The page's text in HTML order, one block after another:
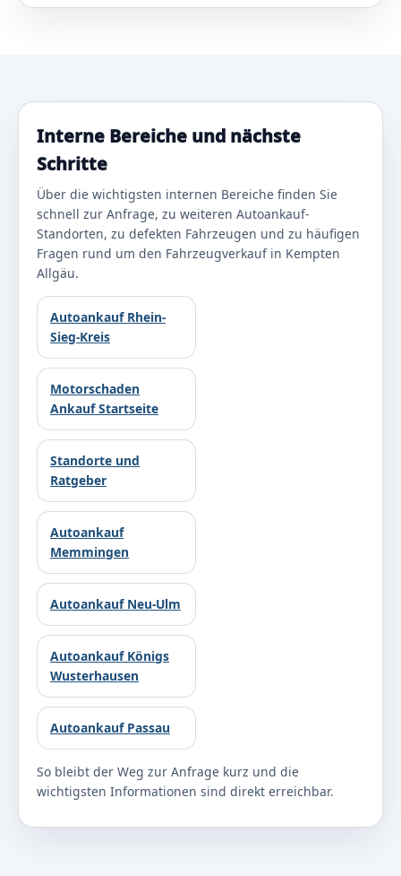
Interne Bereiche und nächste
Schritte
Über die wichtigsten internen Bereiche finden Sie
schnell zur Anfrage, zu weiteren Autoankauf-
Standorten, zu defekten Fahrzeugen und zu häufigen
Fragen rund um den Fahrzeugverkauf in Kempten
Allgäu.
Autoankauf Rhein-
Sieg-Kreis
Motorschaden
Ankauf Startseite
Standorte und
Ratgeber
Autoankauf
Memmingen
Autoankauf Neu-Ulm
Autoankauf Königs
Wusterhausen
Autoankauf Passau
So bleibt der Weg zur Anfrage kurz und die
wichtigsten Informationen sind direkt erreichbar.